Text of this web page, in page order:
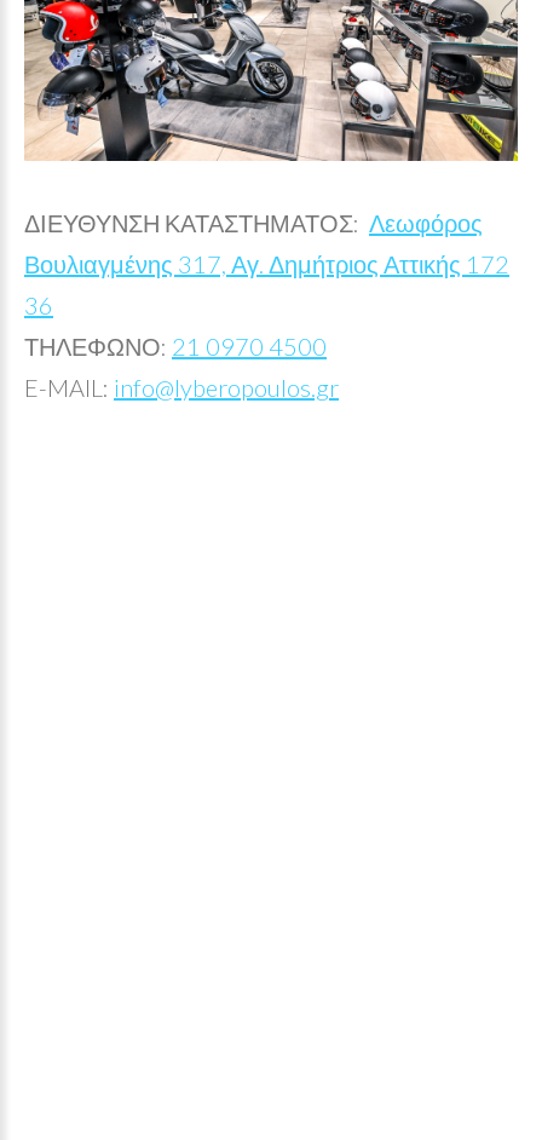
ΔΙΕΥΘΥΝΣΗ ΚΑΤΑΣΤΗΜΑΤΟΣ: Λεωφόρος
Βουλιαγμένης 317, Αγ. Δημήτριος Αττικής 172
36
ΤΗΛΕΦΩΝΟ: 21 0970 4500
E-MAIL: info@lyberopoulos.gr